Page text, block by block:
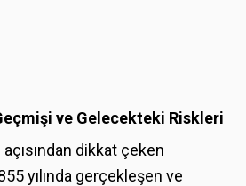
ve Gelecekteki Riskleri
dikkat çeken
yılında gerçekleşen ve